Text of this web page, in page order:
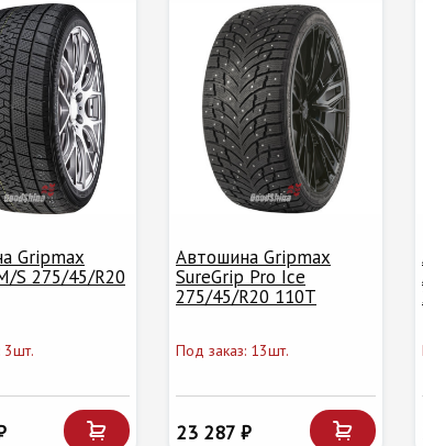
Gripmax
S 275/45/R20
3шт.
Автошина Gripmax
SureGrip Pro Ice
275/45/R20 110T
Под заказ: 13шт.
23 287 ₽